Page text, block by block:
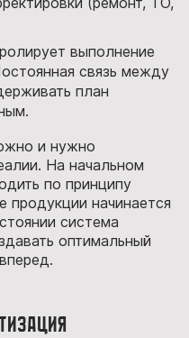
выполнение
связь между
план
и нужно
На начальном
по принципу
продукции начинается
система
оптимальный